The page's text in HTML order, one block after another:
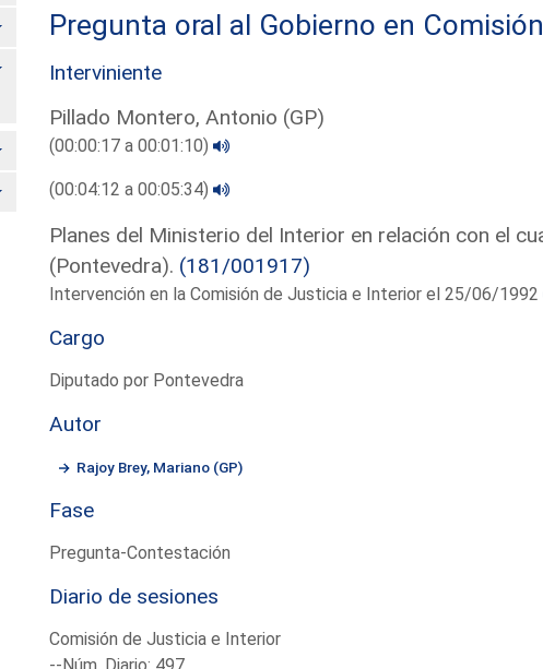
Alternar
Alternar
Alternar
Alternar
Pregunta oral al Gobierno en
Interviniente
Pillado Montero, Antonio (GP)
(00:00:17 a 00:01:10)
(00:04:12 a 00:05:34)
Planes del Ministerio del Interior en relación con el
(Pontevedra). (181/001917)
Intervención en la Comisión de Justicia e Interior el 25/06/1992
Cargo
Diputado por Pontevedra
Autor
Rajoy Brey, Mariano (GP)
Fase
Pregunta-Contestación
Diario de sesiones
Comisión de Justicia e Interior
--Núm. Diario: 497